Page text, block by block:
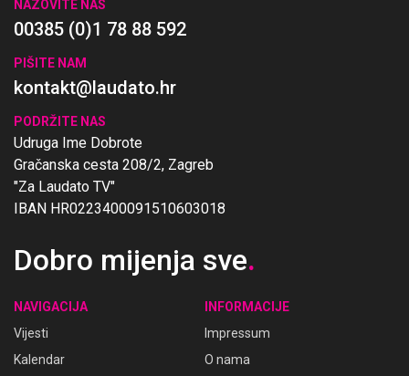
NAZOVITE NAS
00385 (0)1 78 88 592
PIŠITE NAM
kontakt@laudato.hr
PODRŽITE NAS
Udruga Ime Dobrote
Gračanska cesta 208/2, Zagreb
"Za Laudato TV"
IBAN HR0223400091510603018
Dobro mijenja sve.
NAVIGACIJA
Vijesti
Kalendar
INFORMACIJE
Impressum
O nama